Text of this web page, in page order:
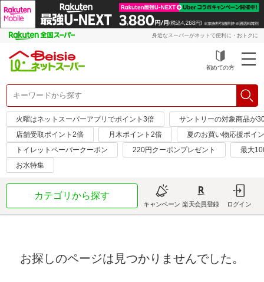
身近なスーパーがネットで便利に・おトクに
初めての方
火曜はネットスーパーアプリでポイント3倍
サントリーの対象商品が
店舗受取ポイント2倍
月木ポイント2倍
夏のお買い物応援ポイ
トイレットペーパークーポン
220円クーポンプレゼント
最大
お水特集
カテゴリから探す
キャンペーン 楽天会員登録 ログイン
お探しのページは見つかりませんでした。